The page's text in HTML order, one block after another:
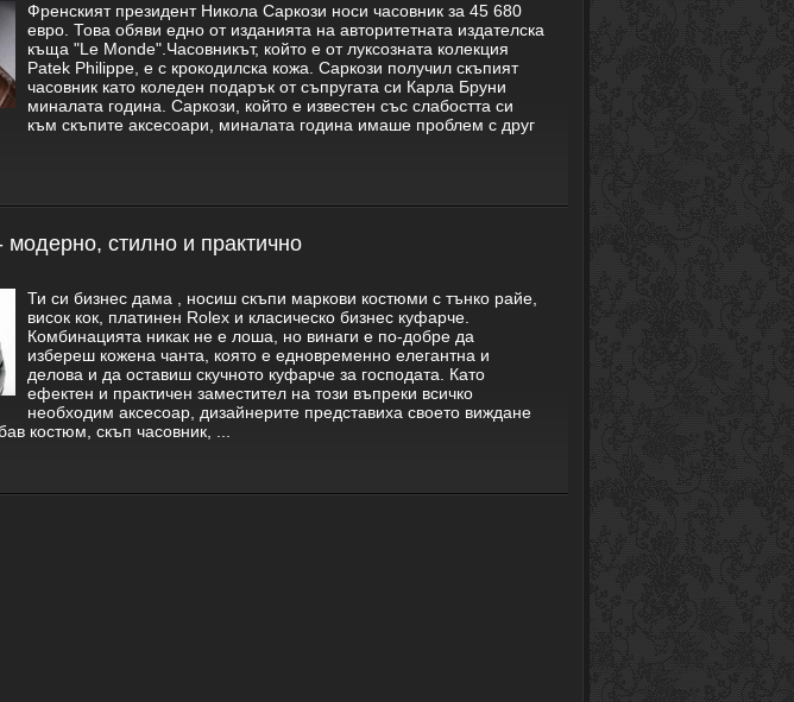
Френският президент Никола Саркози носи часовник за 45 680
евро. Това обяви едно от изданията на авторитетната издателска
къща "Le Monde".Часовникът, който е от луксозната колекция
Patek Philippe, е с крокодилска кожа. Саркози получил скъпият
часовник като коледен подарък от съпругата си Карла Бруни
миналата година. Саркози, който е известен със слабостта си
към скъпите аксесоари, миналата година имаше проблем с друг
модерно, стилно и практично
Ти си бизнес дама , носиш скъпи маркови костюми с тънко райе,
висок кок, платинен Rolex и класическо бизнес куфарче.
Комбинацията никак не е лоша, но винаги е по-добре да
избереш кожена чанта, която е едновременно елегантна и
делова и да оставиш скучното куфарче за господата. Като
ефектен и практичен заместител на този въпреки всичко
необходим аксесоар, дизайнерите представиха своето виждане
костюм, скъп часовник, ...